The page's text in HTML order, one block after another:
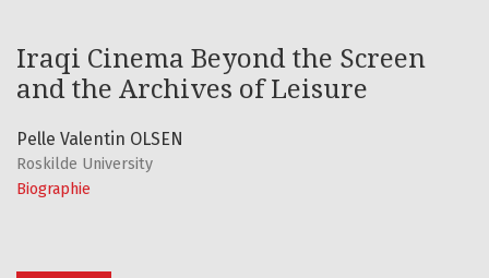
Iraqi Cinema Beyond the Screen
and the Archives of Leisure
Pelle Valentin OLSEN
Roskilde University
Biographie